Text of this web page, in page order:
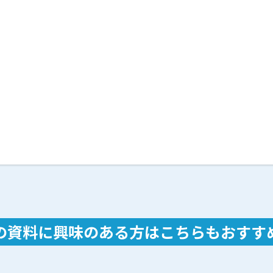
資料に興味のある方はこちらもおすす